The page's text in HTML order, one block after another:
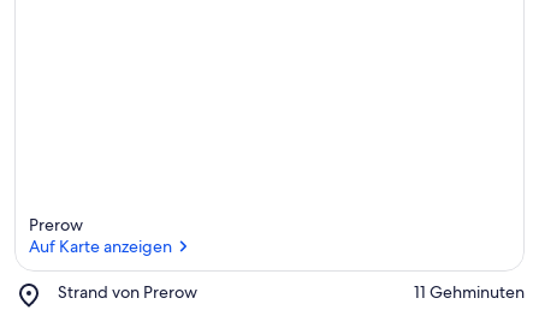
Prerow
Auf Karte anzeigen
Strand von Prerow
Place,
‪11 Gehminuten‬